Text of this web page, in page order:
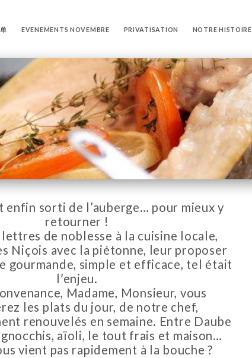
EVENEMENTS NOVEMBRE PRIVATISATION NOTRE HISTOIRE
enfin sorti de l’auberge… pour mieux y
retourner !
lettres de noblesse à la cuisine locale,
Niçois avec la piétonne, leur proposer
gourmande, simple et efficace, tel était
l’enjeu.
Madame, Monsieur, vous
les plats du jour, de notre chef,
renouvelés en semaine. Entre Daube
aïoli, le tout frais et maison…
vient pas rapidement à la bouche ?